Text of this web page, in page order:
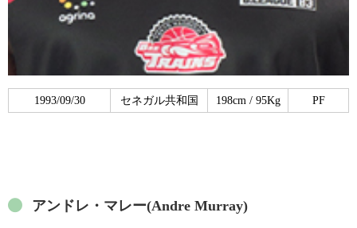
1993/09/30 セネガル共和国 198cm / 95Kg PF
アンドレ・マレー(Andre Murray)